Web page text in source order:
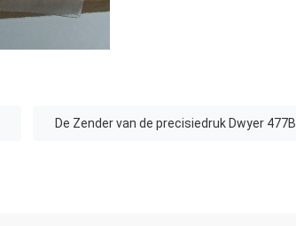
De Zender van de precisiedruk Dwyer 477B